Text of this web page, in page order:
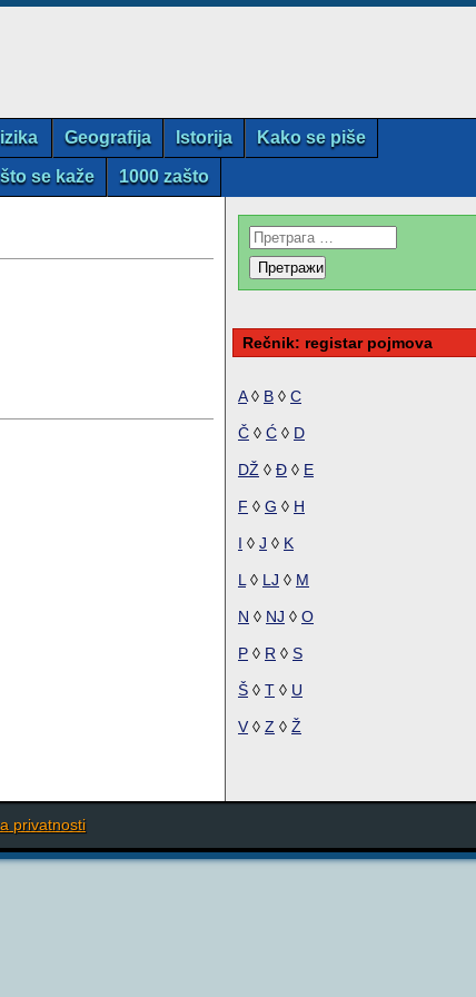
Geografija Istorija Kako se piše
se kaže 1000 zašto
Rečnik: registar pojmova
A◊ B ◊ C
Č ◊ Ć ◊ D
DŽ ◊ Đ ◊ E
F ◊ G ◊ H
I ◊ J ◊ K
L ◊ LJ ◊ M
N ◊ NJ ◊ O
P ◊ R ◊ S
Š ◊ T ◊ U
V ◊ Z ◊ Ž
privatnosti